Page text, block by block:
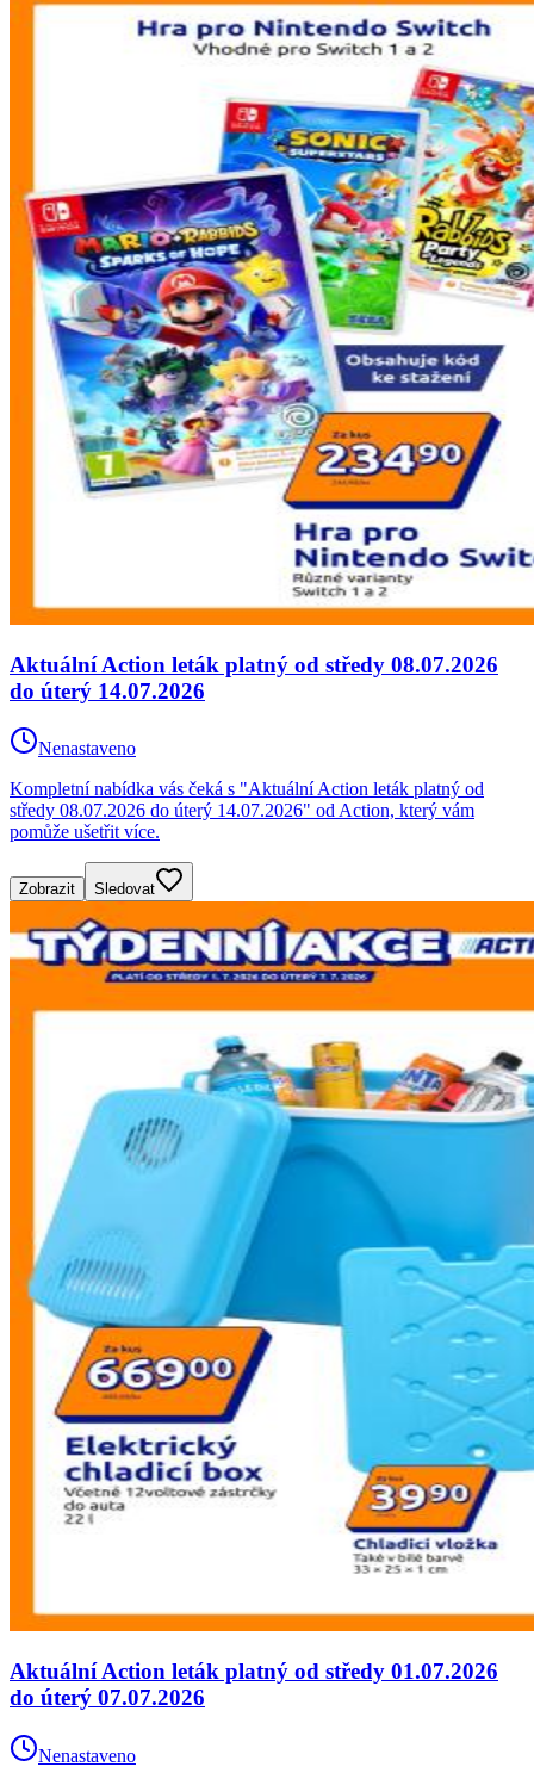
Aktuální Action leták platný od středy 08.07.2026
do úterý 14.07.2026
Nenastaveno
Kompletní nabídka vás čeká s "Aktuální Action leták platný od
středy 08.07.2026 do úterý 14.07.2026" od Action, který vám
pomůže ušetřit více.
Zobrazit Sledovat
Aktuální Action leták platný od středy 01.07.2026
do úterý 07.07.2026
Nenastaveno